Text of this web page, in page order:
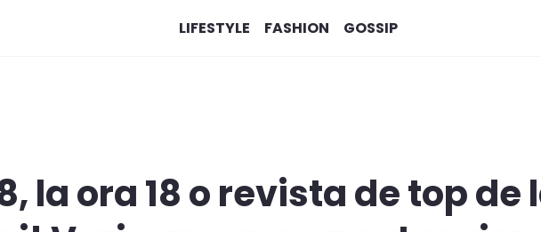
LIFESTYLE FASHION GOSSIP
la ora 18 o revista de top de